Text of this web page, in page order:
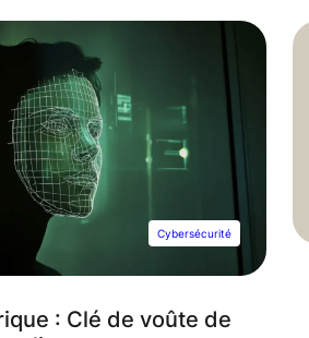
Cybersécurité
: Clé de voûte de